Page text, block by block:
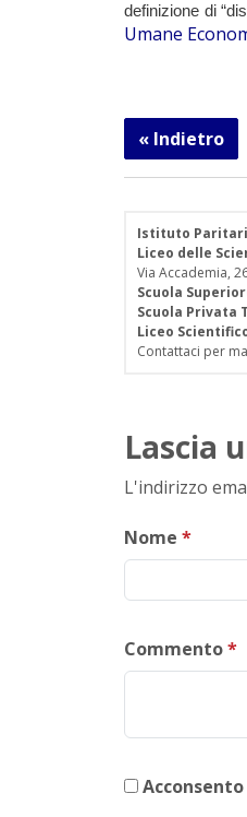
definizione di
Umane
« Indietro
Istituto
Liceo delle
Via Accademia,
Scuola
Scuola Privata
Liceo
Contattaci per
Lascia
L'indirizzo
Nome *
Commento*